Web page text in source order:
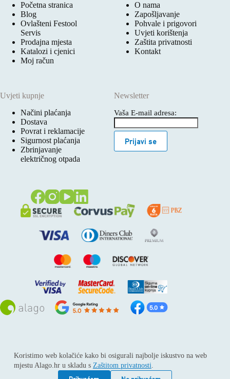
Koristimo web kolačiće kako bi osigurali najbolje iskustvo na web
mjestu Alago.hr u skladu s Zaštitom privatnosti.
Početna stranica
Blog
Ovlašteni Festool
Servis
Prodajna mjesta
Katalozi i cjenici
Moj račun
O nama
Zapošljavanje
Pohvale i prigovori
Uvjeti korištenja
Zaštita privatnosti
Kontakt
Uvjeti kupnje
Načini plaćanja
Dostava
Povrat i reklamacije
Sigurnost plaćanja
Zbrinjavanje
električnog otpada
Newsletter
Vaša E-mail adresa:
Prijavi se
Sva prava pridržana © 2026
Alago
ALAGO d.o.o. trgovina, usluge i zastupanje stranih tvrtki /
Adresa: Horvati 112, 10436 Rakov potok / Telefon: +385 1